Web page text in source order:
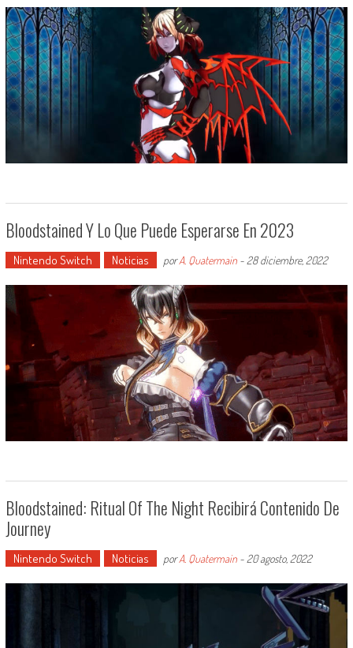
Bloodstained Y Lo Que Puede Esperarse En 2023
Nintendo Switch Noticias porA. Quatermain- 28 diciembre, 2022
Bloodstained: Ritual Of The Night Recibirá Contenido De
Journey
Nintendo Switch Noticias porA. Quatermain- 20 agosto, 2022